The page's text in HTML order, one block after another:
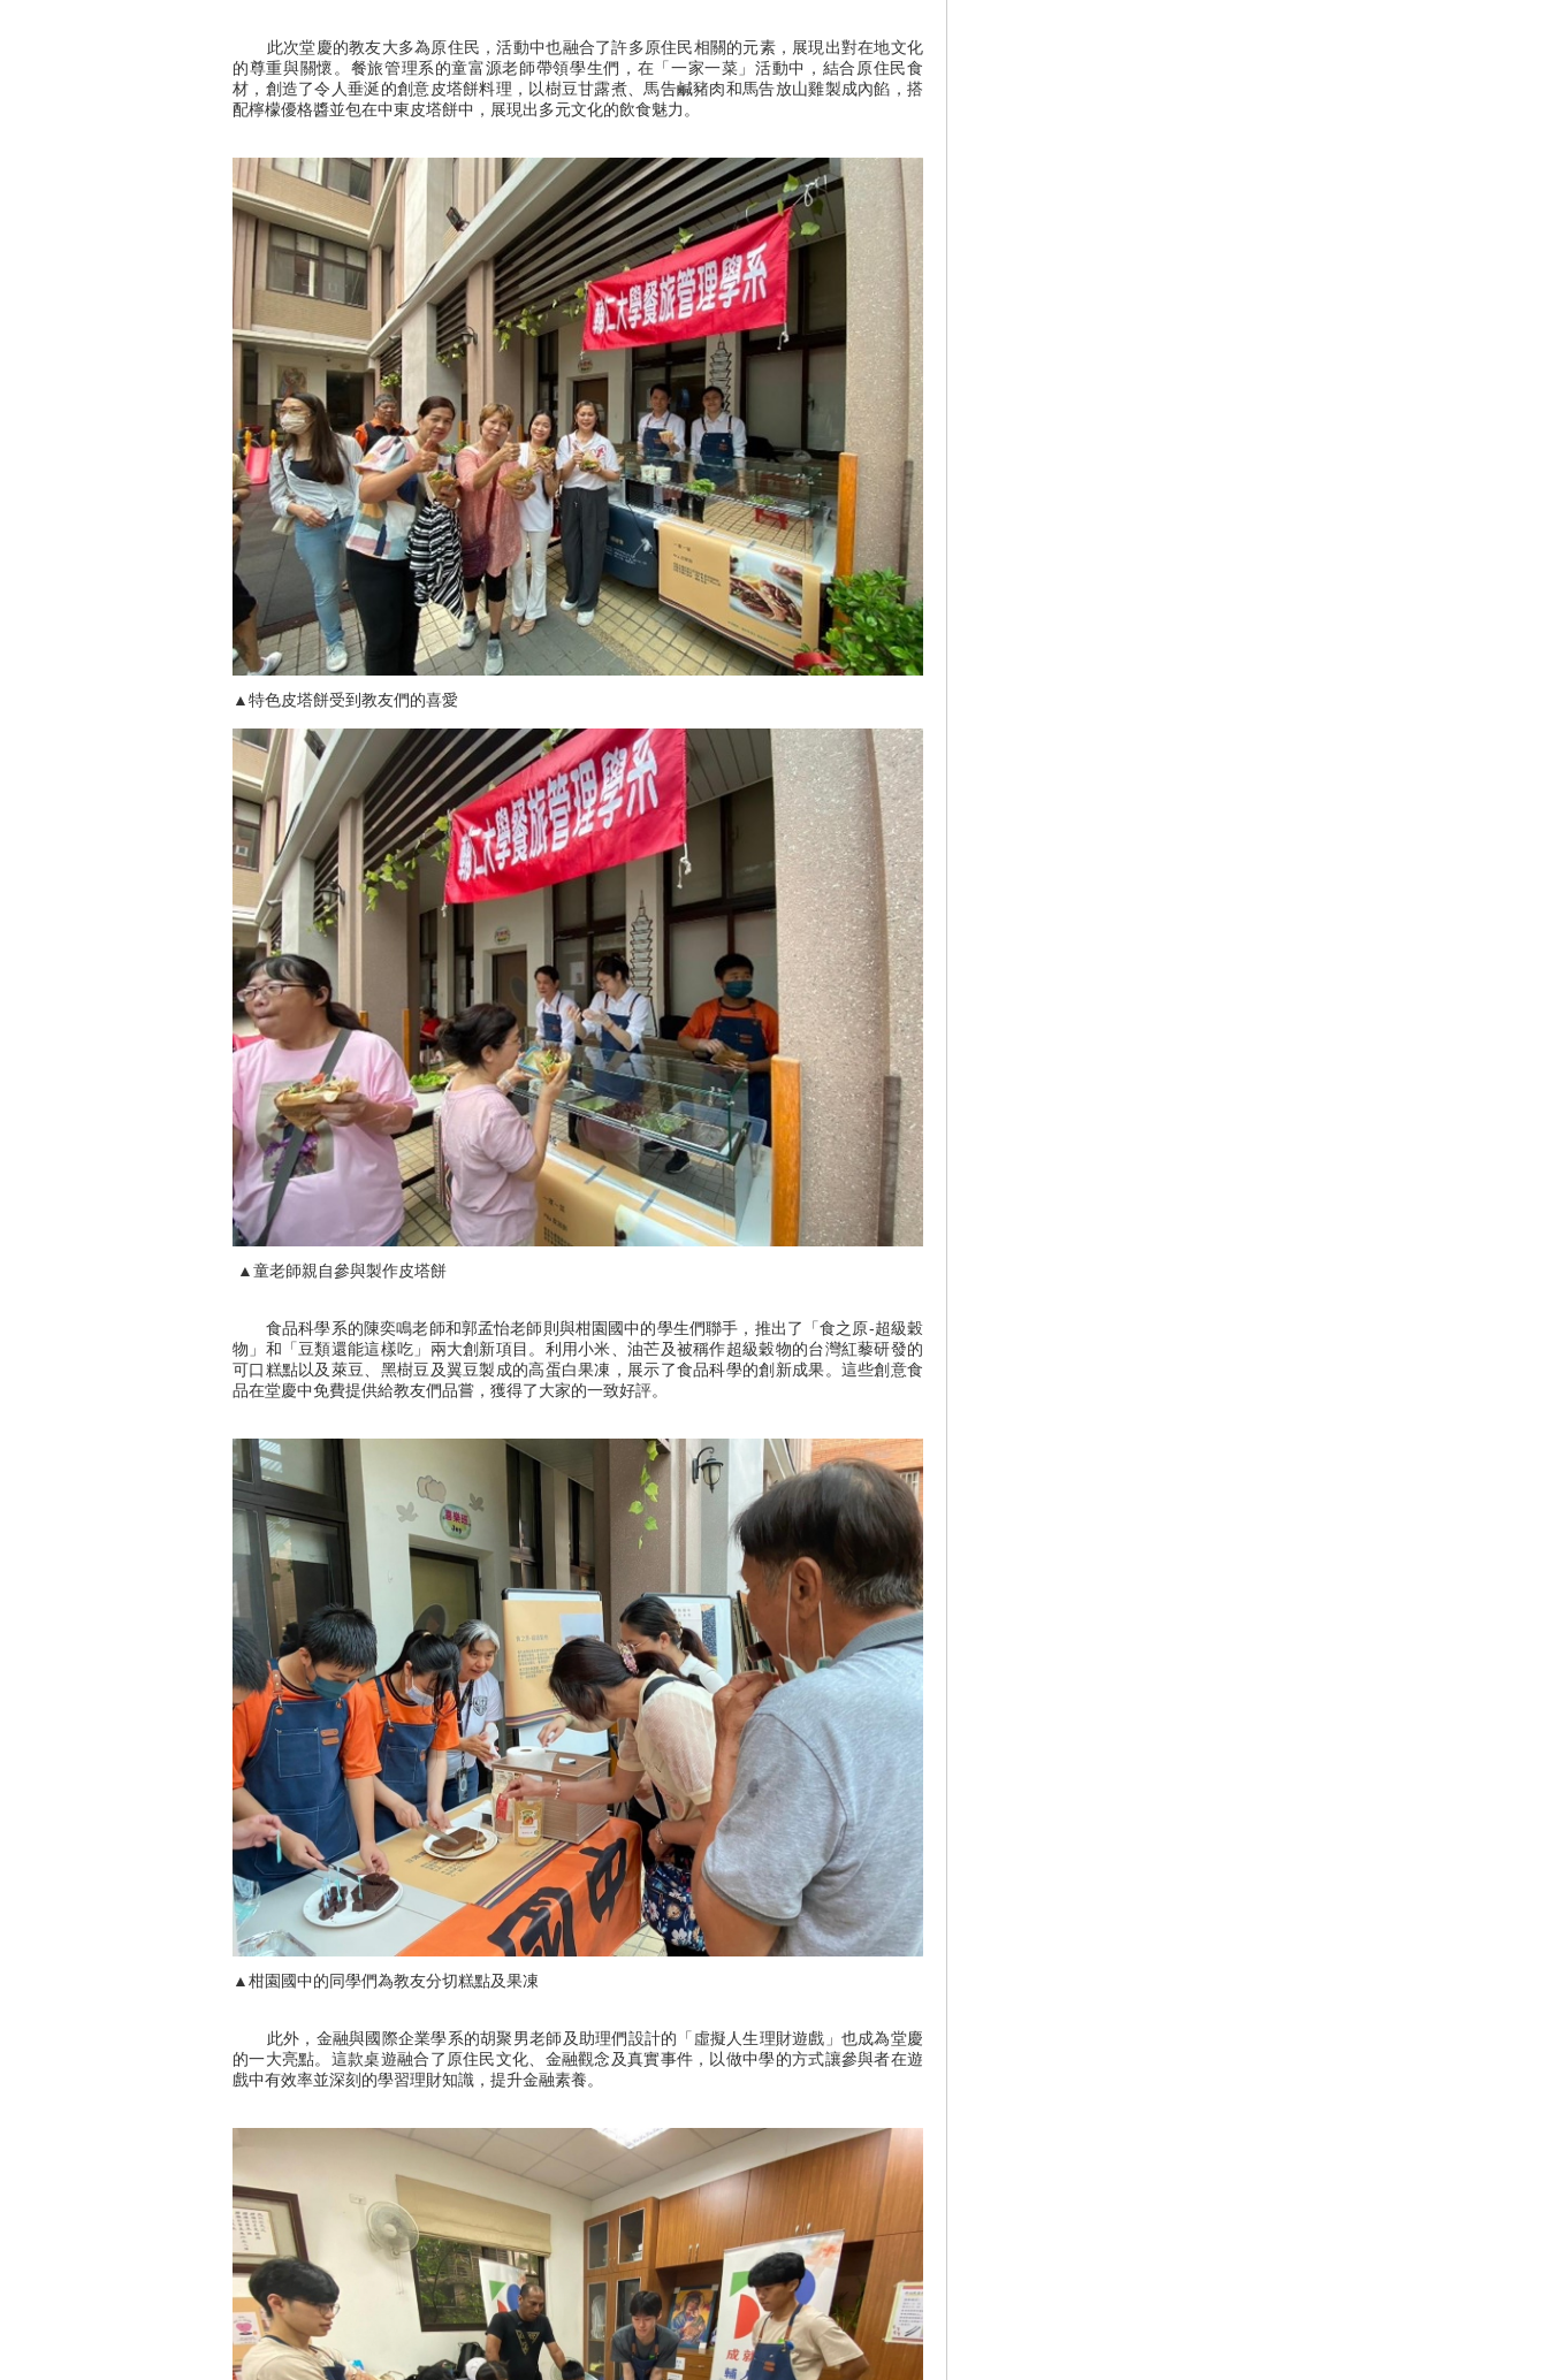
此次堂慶的教友大多為原住民，活動中也融合了許多原住民相關的元素，展現出對在地文化
的尊重與關懷。餐旅管理系的童富源老師帶領學生們，在「一家一菜」活動中，結合原住民食
材，創造了令人垂涎的創意皮塔餅料理，以樹豆甘露煮、馬告鹹豬肉和馬告放山雞製成內餡，搭
配檸檬優格醬並包在中東皮塔餅中，展現出多元文化的飲食魅力。
▲特色皮塔餅受到教友們的喜愛
▲童老師親自參與製作皮塔餅
食品科學系的陳奕鳴老師和郭孟怡老師則與柑園國中的學生們聯手，推出了「食之原-超級穀
物」和「豆類還能這樣吃」兩大創新項目。利用小米、油芒及被稱作超級穀物的台灣紅藜研發的
可口糕點以及萊豆、黑樹豆及翼豆製成的高蛋白果凍，展示了食品科學的創新成果。這些創意食
品在堂慶中免費提供給教友們品嘗，獲得了大家的一致好評。
▲柑園國中的同學們為教友分切糕點及果凍
此外，金融與國際企業學系的胡聚男老師及助理們設計的「虛擬人生理財遊戲」也成為堂慶
的一大亮點。這款桌遊融合了原住民文化、金融觀念及真實事件，以做中學的方式讓參與者在遊
戲中有效率並深刻的學習理財知識，提升金融素養。